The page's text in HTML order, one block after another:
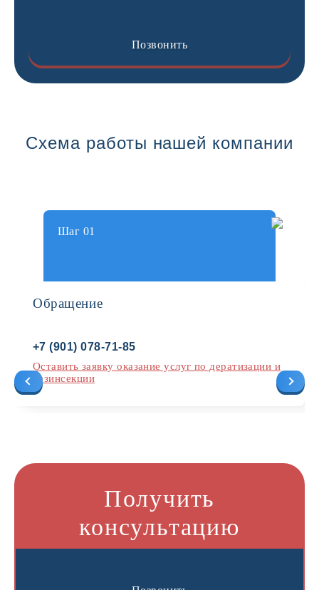
Позвонить
Схема работы нашей компании
Шаг 01
Обращение
+7 (901) 078-71-85
Оставить заявку оказание услуг по дератизации и
дезинсекции
Получить
консультацию